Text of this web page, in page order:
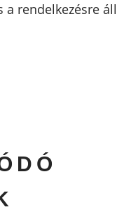
a rendelkezésre